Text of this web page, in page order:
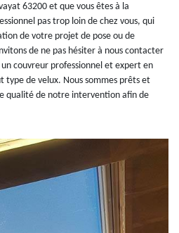
63200 et que vous êtes à la
pas trop loin de chez vous, qui
de votre projet de pose ou de
de ne pas hésiter à nous contacter
couvreur professionnel et expert en
de velux. Nous sommes prêts et
qualité de notre intervention afin de